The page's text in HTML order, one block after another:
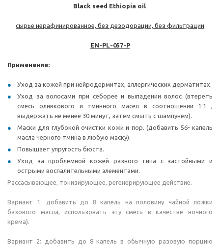
Black seed Ethiopia oil
сырье нерафинированное, без дезодорации, без фильтрации
EN-PL-057-P
Применение:
Уход за кожей при нейродермитах, аллергических дерматитах.
Уход за волосами при себорее и выпадении волос (втереть
смесь оливкового и тминного масел в соотношении 1:1 ,
выдержать не менее 30 минут, затем смыть с шампунем).
Маски для глубокой очистки кожи и пор. (добавить 56- капель
масла черного тмина в любую маску).
Повышает упругость бюста.
Уход за проблемной кожей разного типа с застойными и
острыми воспалительными элементами.
Рассасывающее, тонизирующее, регенерирующее действие.
Вариант 1: добавить до 8 капель на половину чайной ложки
базового масла, использовать эту смесь в качестве ночного
крема).
Вариант 2: добавить до 8 капель в обычную разовую порцию